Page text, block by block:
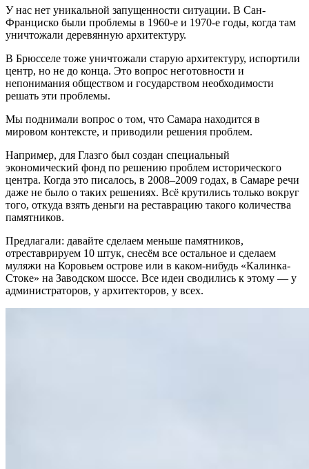
У нас нет уникальной запущенности ситуации. В Сан-
Франциско были проблемы в 1960-е и 1970-е годы, когда там
уничтожали деревянную архитектуру.
В Брюсселе тоже уничтожали старую архитектуру, испортили
центр, но не до конца. Это вопрос неготовности и
непонимания обществом и государством необходимости
решать эти проблемы.
Мы поднимали вопрос о том, что Самара находится в
мировом контексте, и приводили решения проблем.
Например, для Глазго был создан специальный
экономический фонд по решению проблем исторического
центра. Когда это писалось, в 2008–2009 годах, в Самаре речи
даже не было о таких решениях. Всё крутились только вокруг
того, откуда взять деньги на реставрацию такого количества
памятников.
Предлагали: давайте сделаем меньше памятников,
отреставрируем 10 штук, снесём все остальное и сделаем
муляжи на Коровьем острове или в каком-нибудь «Калинка-
Стоке» на Заводском шоссе. Все идеи сводились к этому — у
администраторов, у архитекторов, у всех.